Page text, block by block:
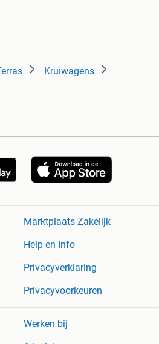
Kruiwagens
Marktplaats Zakelijk
Help en Info
Privacyverklaring
Privacyvoorkeuren
Werken bij